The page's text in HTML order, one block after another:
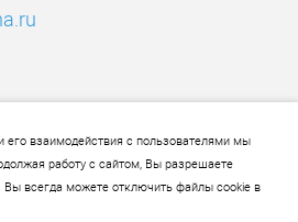
его взаимодействия с пользователями мы
работу с сайтом, Вы разрешаете
Вы всегда можете отключить файлы cookie в